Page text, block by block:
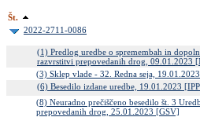
Št.
2022-2711-0086
(1) Predlog uredbe o spremembah in
razvrstitvi prepovedanih drog, 09.01.2023
(3) Sklep vlade - 32. Redna seja, 19.01.2023
(6) Besedilo izdane uredbe, 19.01.2023
(8) Neuradno prečiščeno besedilo št. 3
prepovedanih drog, 25.01.2023 [GSV]